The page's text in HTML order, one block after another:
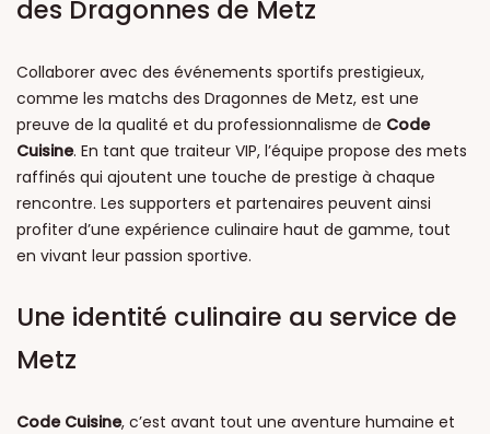
des Dragonnes de Metz
Collaborer avec des événements sportifs prestigieux,
comme les matchs des Dragonnes de Metz, est une
preuve de la qualité et du professionnalisme de Code
Cuisine. En tant que traiteur VIP, l’équipe propose des mets
raffinés qui ajoutent une touche de prestige à chaque
rencontre. Les supporters et partenaires peuvent ainsi
profiter d’une expérience culinaire haut de gamme, tout
en vivant leur passion sportive.
Une identité culinaire au service de
Metz
Code Cuisine, c’est avant tout une aventure humaine et